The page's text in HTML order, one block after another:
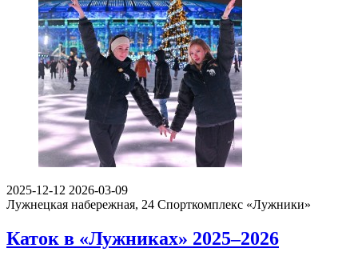
2025-12-12 2026-03-09
Лужнецкая набережная, 24 Спорткомплекс «Лужники»
Каток в «Лужниках» 2025–2026